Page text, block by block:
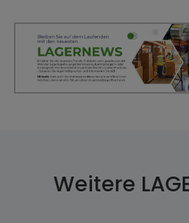
Weitere